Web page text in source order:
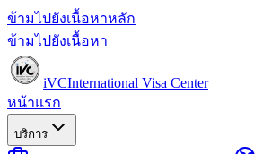
ข้ามไปยังเนื้อหาหลัก
ข้ามไปยังเนื้อหา
iVCInternational Visa Center
หน้าแรก
บริการ